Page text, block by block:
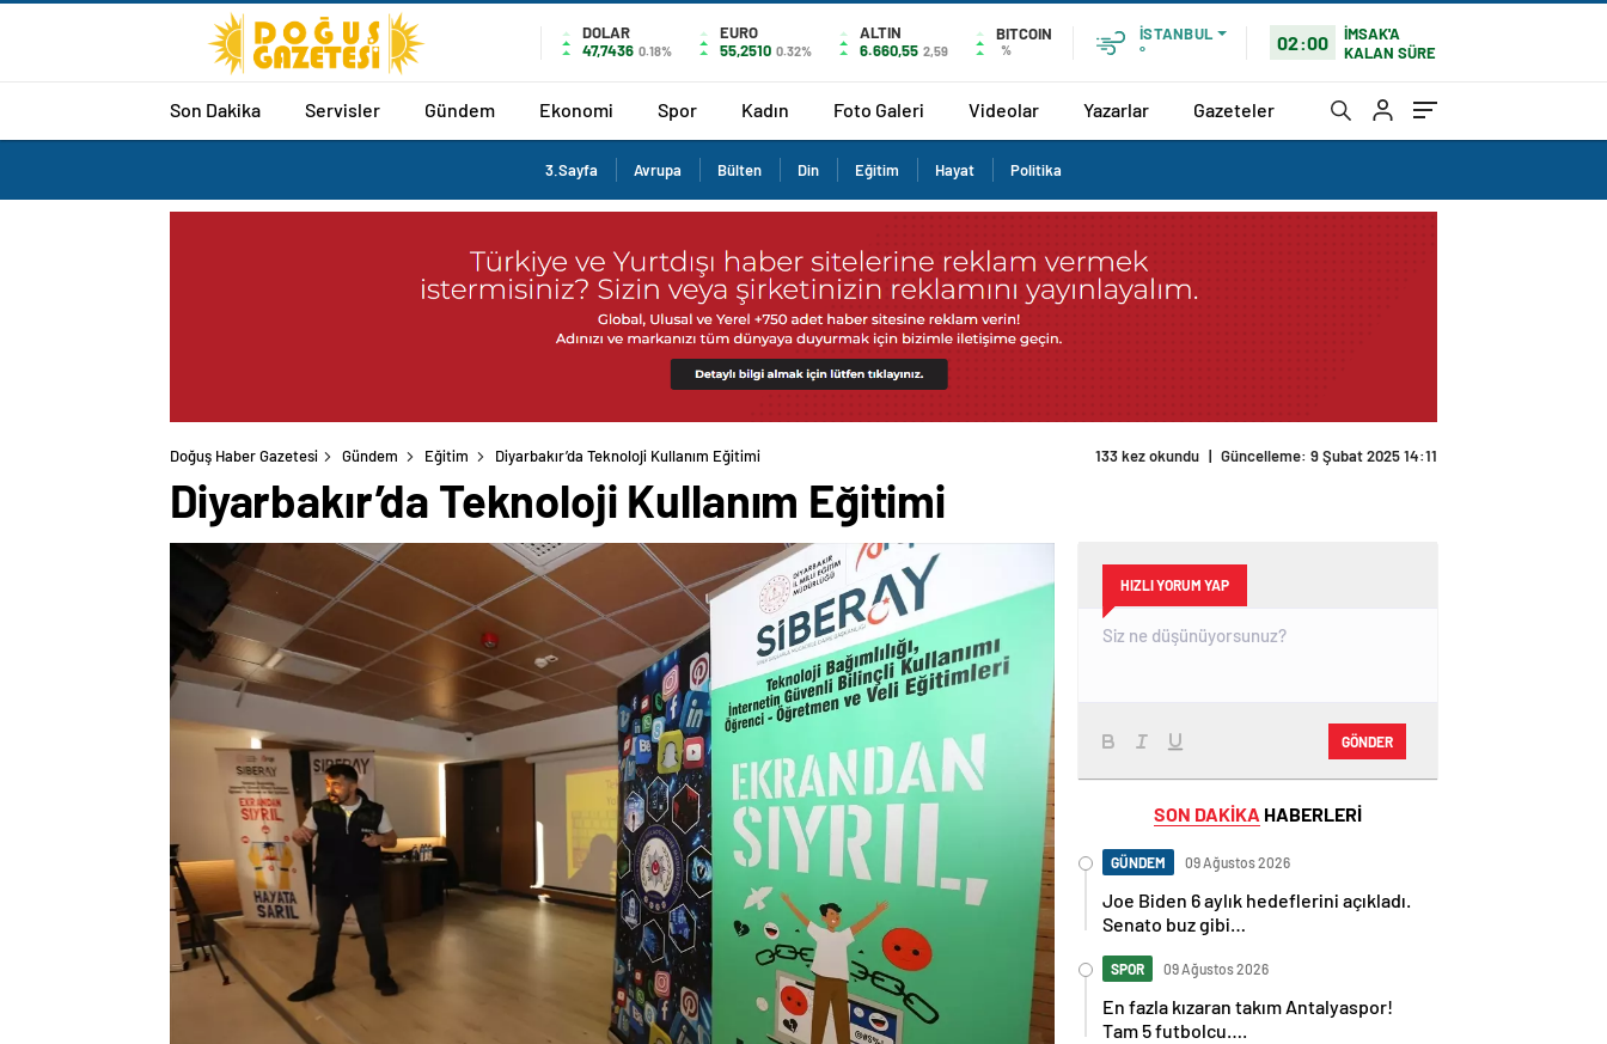
DOLAR
47,7436 0.18%
EURO
55,2510 0.32%
ALTIN
6.660,55 2,59
BITCOIN
%
İSTANBUL
°
02:00
İMSAK'A
KALAN SÜRE
Son Dakika Servisler Gündem Ekonomi Spor Kadın Foto Galeri Videolar Yazarlar Gazeteler
3.Sayfa Avrupa Bülten Din Eğitim Hayat Politika
Doğuş Haber Gazetesi Gündem Eğitim Diyarbakır’da Teknoloji Kullanım Eğitimi 133 kez okundu | Güncelleme: 9 Şubat 2025 14:11
Diyarbakır’da Teknoloji Kullanım Eğitimi
HIZLI YORUM YAP
GÖNDER
SON DAKİKA HABERLERİ
GÜNDEM 09 Ağustos 2026
Joe Biden 6 aylık hedeflerini açıkladı.
Senato buz gibi…
SPOR 09 Ağustos 2026
En fazla kızaran takım Antalyaspor!
Tam 5 futbolcu….